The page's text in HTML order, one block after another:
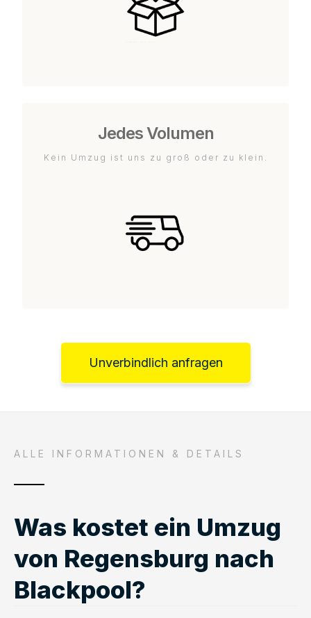
Jedes Volumen
Kein Umzug ist uns zu groß oder zu klein.
Unverbindlich anfragen
ALLE INFORMATIONEN & DETAILS
Was kostet ein Umzug
von Regensburg nach
Blackpool?